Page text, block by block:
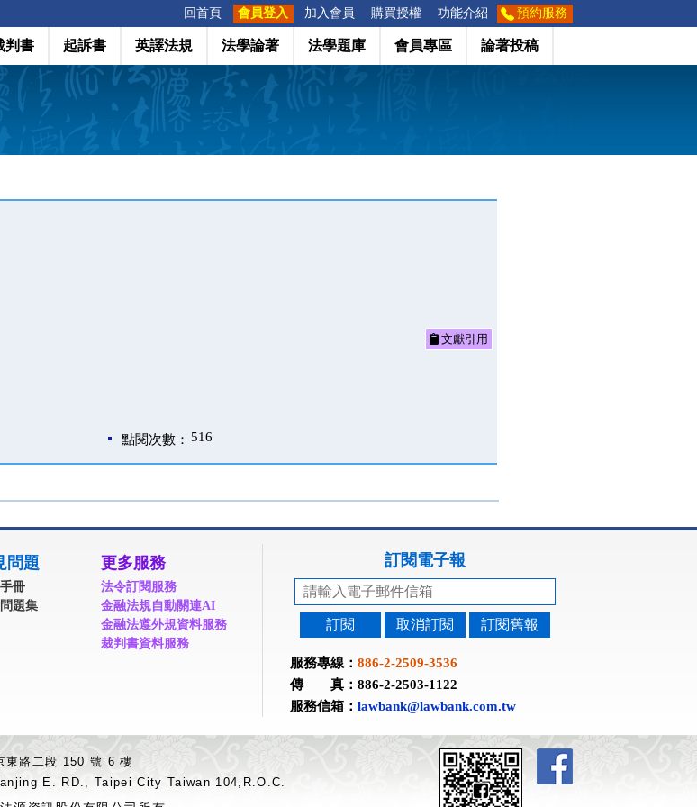
回首頁 會員登入 加入會員 購買授權 功能介紹 預約服務
判書 起訴書 英譯法規 法學論著 法學題庫 會員專區 論著投稿
文獻引用
點閱次數： 516
問題
冊
題集
更多服務
法令訂閱服務
金融法規自動關連AI
金融法遵外規資料服務
裁判書資料服務
訂閱電子報
訂閱 取消訂閱 訂閱舊報
服務專線： 886-2-2509-3536
傳 真：886-2-2503-1122
服務信箱： lawbank@lawbank.com.tw
東路二段 150 號 6 樓
E. RD., Taipei City Taiwan 104,R.O.C.